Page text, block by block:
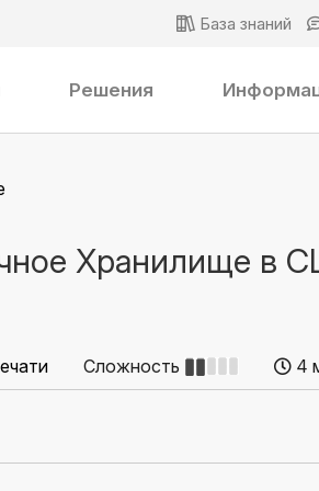
База знаний
Решения
Хранилище в
Сложность 4